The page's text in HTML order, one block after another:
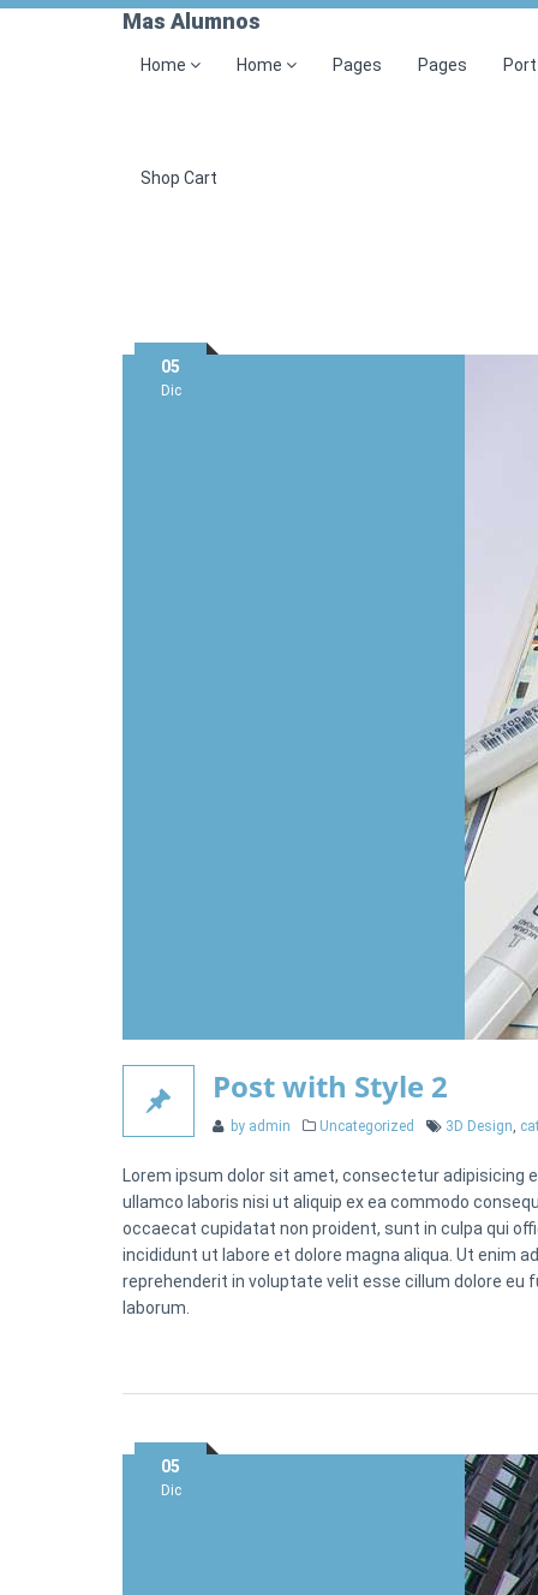
Mas Alumnos
Home Home Pages Pages
Shop Cart
Posted
05
Dic
Post with Style 2
by admin Categories
Uncategorized Tags
3D Design,
Lorem ipsum dolor sit amet, consectetur adipisicing
ullamco laboris nisi ut aliquip ex ea commodo
occaecat cupidatat non proident, sunt in culpa qui
incididunt ut labore et dolore magna aliqua. Ut enim
reprehenderit in voluptate velit esse cillum dolore
laborum.
Posted
05
Dic